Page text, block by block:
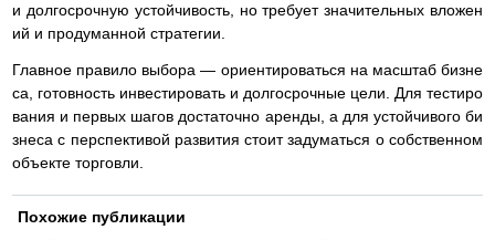
и долгосрочную устойчивость, но требует значительных вложен
ий и продуманной стратегии.
Главное правило выбора — ориентироваться на масштаб бизне
са, готовность инвестировать и долгосрочные цели. Для тестиро
вания и первых шагов достаточно аренды, а для устойчивого би
знеса с перспективой развития стоит задуматься о собственном
объекте торговли.
Похожие публикации